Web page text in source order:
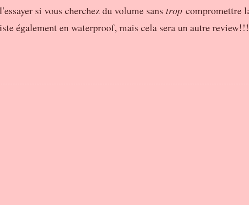
si vous cherchez du volume sans trop compromettre
également en waterproof, mais cela sera un autre review!!!